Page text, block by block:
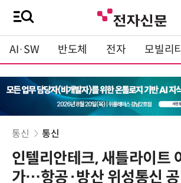
AI·SW 반도체 전자 모빌리티
통신 통신
인텔리안테크, 새틀라이트
가…항공·방산 위성통신